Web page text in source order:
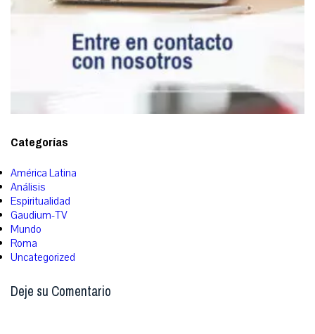
Categorías
América Latina
Análisis
Espiritualidad
Gaudium-TV
Mundo
Roma
Uncategorized
Deje su Comentario